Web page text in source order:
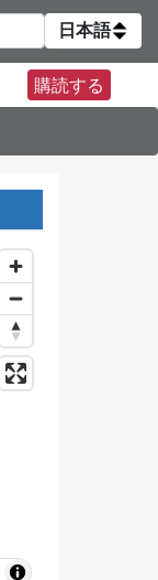
日本語
購読する